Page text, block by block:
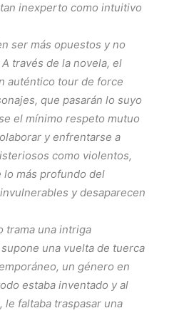
inexperto como intuitivo
ser más opuestos y no
través de la novela, el
auténtico tour de force
que pasarán lo suyo
el mínimo respeto mutuo
y enfrentarse a
como violentos,
lo más profundo del
y desaparecen
trama una intriga
una vuelta de tuerca
un género en
estaba inventado y al
le faltaba traspasar una